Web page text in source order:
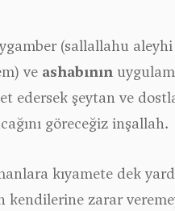
(sallallahu aleyhi
ve ashabının
şeytan ve
göreceğiz inşallah.
kıyamete dek
kendilerine zarar